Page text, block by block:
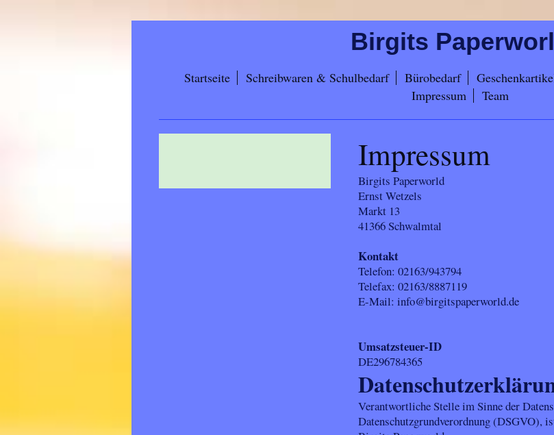
Birgits
Startseite Schreibwaren & Schulbedarf Bürobedarf
Impressum
Team
Impressum
Birgits Paperworld
ErnstWetzels
Markt 13
41366Schwalmtal
Kontakt
Telefon: 02163/943794
Telefax: 02163/8887119
E-Mail: info@birgitspaperworld.de
Umsatzsteuer-ID
DE296784365
Verantwortliche Stelle im Sinne der
Datenschutzgrundverordnung (DSGVO),